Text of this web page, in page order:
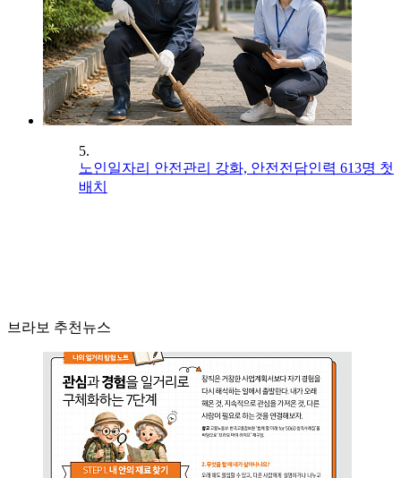
5.
노인일자리 안전관리 강화, 안전전담인력 613명 첫
배치
브라보 추천뉴스